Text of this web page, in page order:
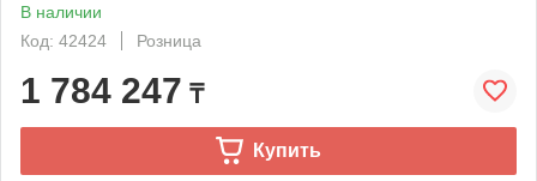
В наличии
Код: 42424
Розница
1 784 247 ₸
Купить